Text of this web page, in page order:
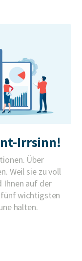
Irrsinn!
Über
Weil sie zu voll
Ihnen auf der
fünf wichtigsten
halten.